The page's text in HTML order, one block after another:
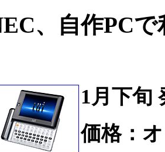
、自作PC
1月下旬
価格：